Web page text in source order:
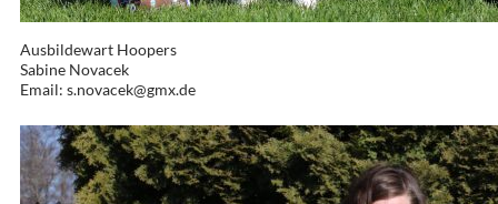
Ausbildewart Hoopers
Sabine Novacek
Email: s.novacek@gmx.de